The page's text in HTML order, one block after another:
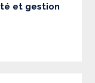
et gestion